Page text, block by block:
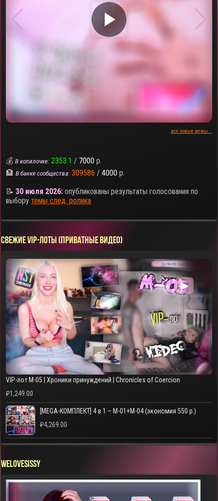
▶
все новые мемы...
💰В копилочке: 2353.1 / 7000 р.
🏦В банке сообщества: 309586 / 4000 р.
📝30 июля 2026: опубликованы результаты голосования по
выборутемы след. ролика
СВЕЖИЕ VIP-ЛОТЫ (ПРИВАТНЫЕ ВИДЕО)
▶
VIP-лот M-05 | Хроники принуждений | Chronicles of Coercion
₽1,249.00
[MEGA-КОМПЛЕКТ] 4 в 1 – M-01+M-04 (экономия 550 р.)
₽4,269.00
WELOVESISSY